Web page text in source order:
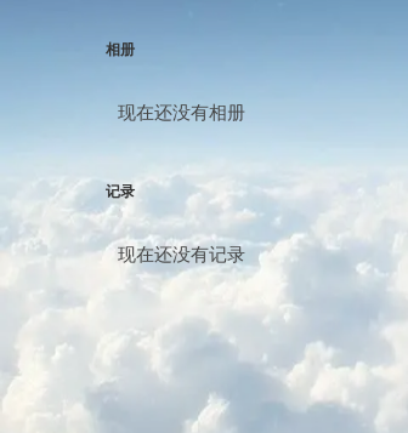
相册
现在还没有相册
记录
现在还没有记录